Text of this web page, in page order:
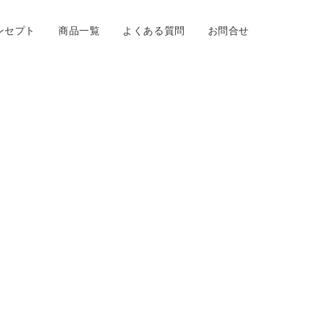
セプト 商品一覧 よくある質問 お問合せ